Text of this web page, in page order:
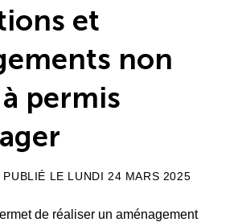
et
non
permis
PUBLIÉ LE LUNDI 24 MARS 2025
de réaliser un aménagement